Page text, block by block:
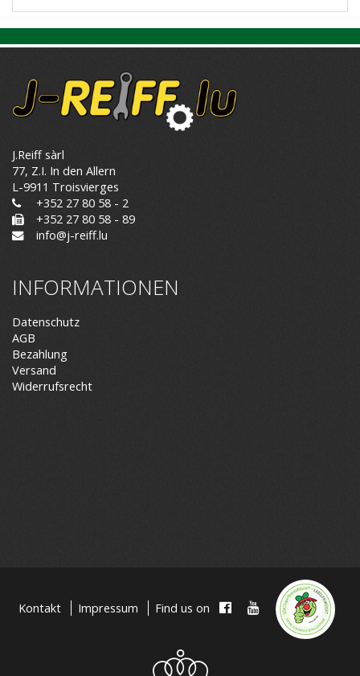
J.Reiff sàrl
77, Z.I. In den Allern
L-9911 Troisvierges
+352 27 80 58 - 2
+352 27 80 58 - 89
info@j-reiff.lu
INFORMATIONEN
Datenschutz
AGB
Bezahlung
Versand
Widerrufsrecht
Kontakt Impressum Find us on